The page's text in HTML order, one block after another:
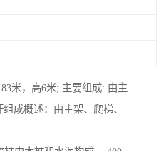
米，高6米; 主要组成: 由主
成概述：由主架、爬梯、